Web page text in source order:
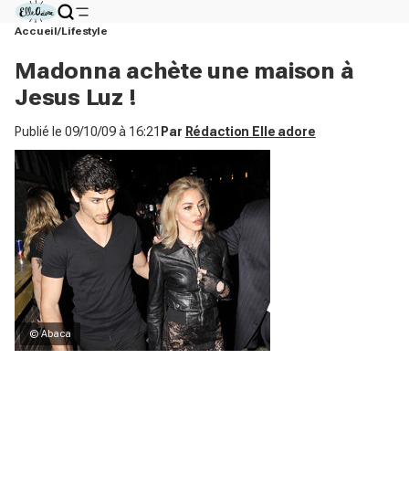
Accueil Lifestyle
Madonna achète une maison à
Jesus Luz !
Publié le 09/10/09 à 16:21 Par Rédaction Elle adore
© Abaca